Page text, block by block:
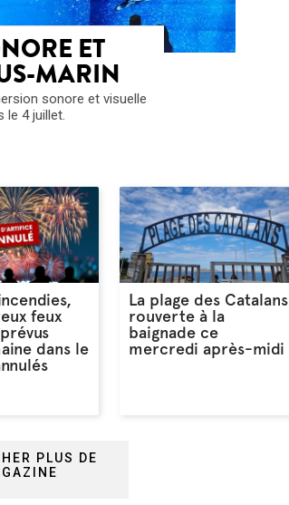
ET
MARIN
sonore et visuelle
le 4 juillet.
feux
dans le
La plage des Catalans
rouverte à la
baignade ce
mercredi après-midi
PLUS DE